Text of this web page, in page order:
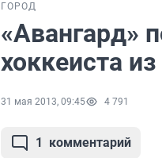
ГОРОД
«Авангард»
хоккеиста
31 мая 2013, 09:45 4 791
1 комментарий